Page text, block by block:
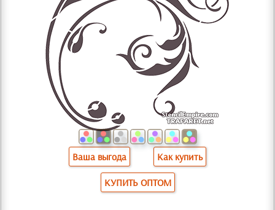
Ваша выгода Как купить
КУПИТЬ ОПТОМ